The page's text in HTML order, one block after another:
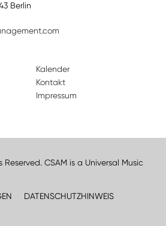
Berlin
Kalender
Kontakt
Impressum
Reserved. CSAM is a Universal Music
DATENSCHUTZHINWEIS